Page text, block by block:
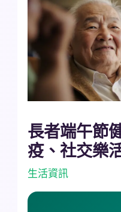
長者端午節
疫、社交樂
生活資訊